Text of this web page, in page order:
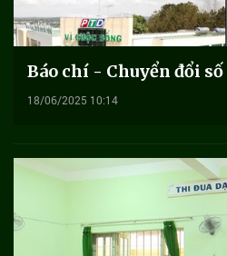
Báo chí - Chuyển đổi
18/06/2025 10:14